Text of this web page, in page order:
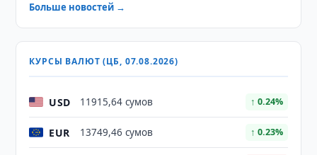
Больше новостей →
КУРСЫ ВАЛЮТ (ЦБ, 07.08.2026)
USD 11915,64 сумов ↑ 0.24%
EUR 13749,46 сумов ↑ 0.23%